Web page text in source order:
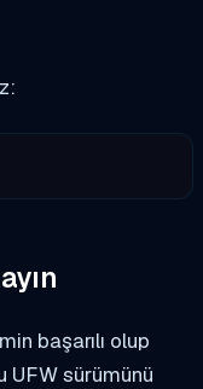
başarılı olup
UFW sürümünü